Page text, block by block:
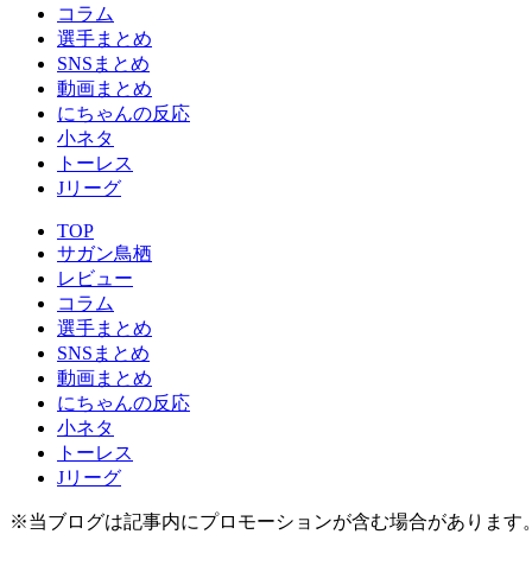
コラム
選手まとめ
SNSまとめ
動画まとめ
にちゃんの反応
小ネタ
トーレス
Jリーグ
TOP
サガン鳥栖
レビュー
コラム
選手まとめ
SNSまとめ
動画まとめ
にちゃんの反応
小ネタ
トーレス
Jリーグ
※当ブログは記事内にプロモーションが含む場合があります。